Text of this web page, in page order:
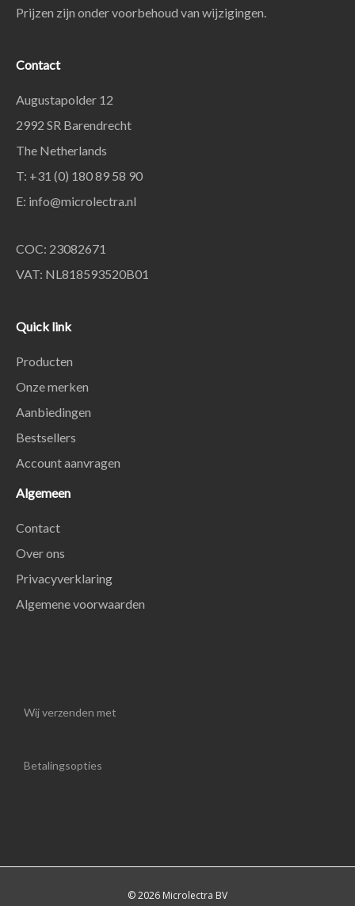
Prijzen zijn onder voorbehoud van wijzigingen.
Contact
Augustapolder 12
2992 SR Barendrecht
The Netherlands
T: +31 (0) 180 89 58 90
E: info@microlectra.nl
COC: 23082671
VAT: NL818593520B01
Quick link
Producten
Onze merken
Aanbiedingen
Bestsellers
Account aanvragen
Algemeen
Contact
Over ons
Privacyverklaring
Algemene voorwaarden
Wij verzenden met
Betalingsopties
© 2026 Microlectra BV